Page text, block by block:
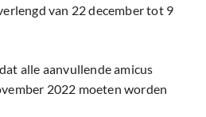
van 22 december tot 9
alle aanvullende amicus
2022 moeten worden